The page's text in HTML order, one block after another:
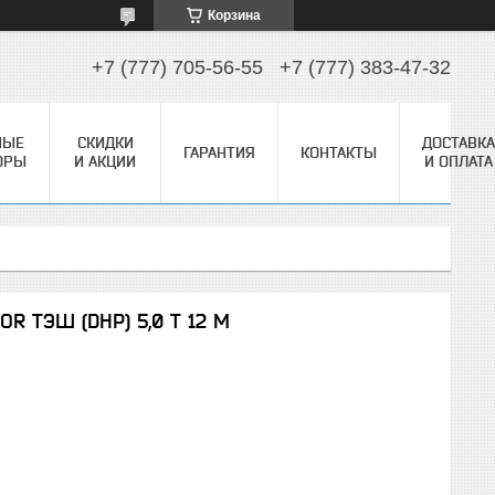
Корзина
+7 (777) 705-56-55 +7 (777) 383-47-32
СКИДКИ
И АКЦИИ
ГАРАНТИЯ КОНТАКТЫ
ДОСТАВКА
И ОПЛАТА
ТЭШ (DHP) 5,0 Т 12 М